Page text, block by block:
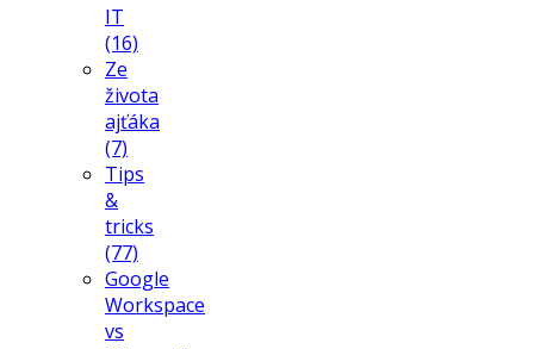
IT
(16)
Ze
života
ajťáka
(7)
Tips
&
tricks
(77)
Google
Workspace
vs